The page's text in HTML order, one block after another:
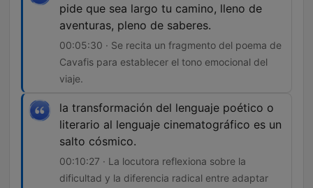
pide que sea largo tu camino, lleno de
aventuras, pleno de saberes.
00:05:30 · Se recita un fragmento del poema de
Cavafis para establecer el tono emocional del
viaje.
la transformación del lenguaje poético o
literario al lenguaje cinematográfico es un
salto cósmico.
00:10:27 · La locutora reflexiona sobre la
dificultad y la diferencia radical entre adaptar